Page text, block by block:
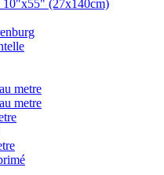
10"x55" (27x140cm)
metre
metre